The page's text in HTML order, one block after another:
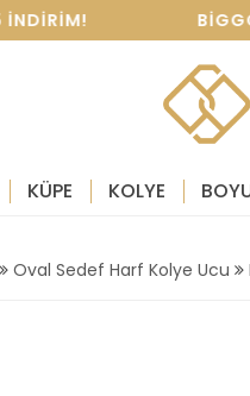
INDIRIM!
KÜPE KOLYE
Oval Sedef Harf Kolye Ucu